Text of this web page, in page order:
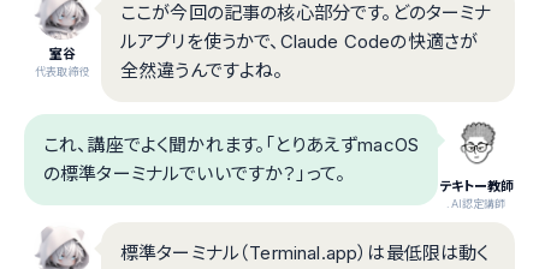
室谷
代表取締役
ここが今回の記事の核心部分です。どのターミナ
ルアプリを使うかで、Claude Codeの快適さが
全然違うんですよね。
テキトー教師
.AI認定講師
これ、講座でよく聞かれます。「とりあえずmacOS
の標準ターミナルでいいですか？」って。
標準ターミナル（Terminal.app）は最低限は動く